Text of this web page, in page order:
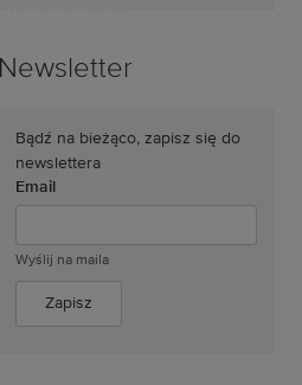
Newsletter
Bądź na bieżąco, zapisz się do
newslettera
Email
Wyślij na maila